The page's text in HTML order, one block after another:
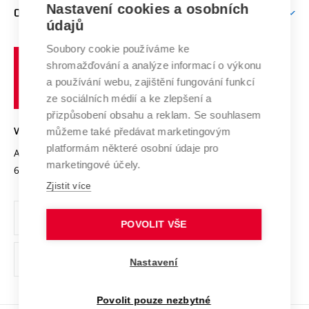
E-přihláška
Doktorské studium
Podpora podnikání
Mezinárodní vědecká rada
Systém zajišťování kvality výzkumu
Výzkumné infrastruktury
Transfer znalostí
Open Science
Projekty
Projekty ze strukturálních fondů
Specifický výzkum
Zahraniční spolupráce
Spolupráce se školami
Služby univerzity
Mezinárodní dohody
Univerzitní sítě
O UNIVERZITĚ
Profil univerzity
Udržitelná univerzita
Podnikavá univerzita / ContriBUTe
Bezpečná univerzita
Vyznamenání
Organizační struktura
Ochrana osobních údajů
odkaz)
učení
technické
VYSOKÉ UČENÍ TECHNICKÉ V BRNĚ
Antonínská 548/1
602 00 Brno
www.vut.cz
vut@vutbr.cz
Nastavení cookies a osobních
údajů
Soubory cookie používáme ke
shromažďování a analýze informací o výkonu
a používání webu, zajištění fungování funkcí
ze sociálních médií a ke zlepšení a
přizpůsobení obsahu a reklam. Se souhlasem
můžeme také předávat marketingovým
platformám některé osobní údaje pro
marketingové účely.
Zjistit více
POVOLIT VŠE
Nastavení
Povolit pouze nezbytné